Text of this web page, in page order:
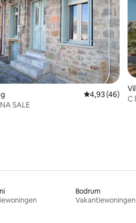
van 4,92 op 5, 26 recensies
Gemiddelde
4,93 (46)
SALE
C
Bodrum
Vakantiewoningen